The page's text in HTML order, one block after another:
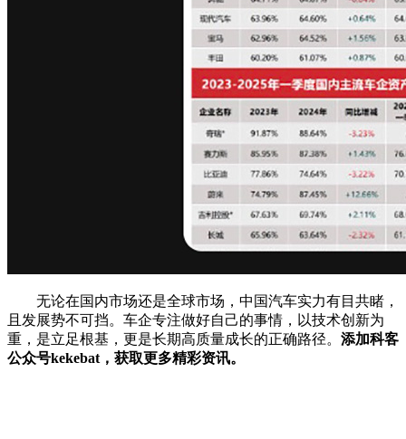
无论在国内市场还是全球市场，中国汽车实力有目共睹，
且发展势不可挡。车企专注做好自己的事情，以技术创新为
重，是立足根基，更是长期高质量成长的正确路径。 添加科客
公众号kekebat，获取更多精彩资讯。